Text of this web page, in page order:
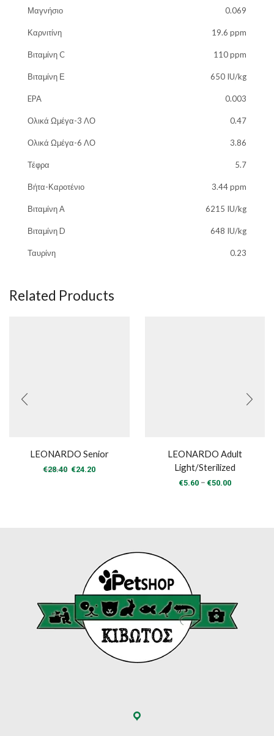
Μαγνήσιο 0.069
Καρνιτίνη 19.6 ppm
Βιταμίνη C 110 ppm
Βιταμίνη Ε 650 IU/kg
EPA 0.003
Ολικά Ωμέγα-3 ΛΟ 0.47
Ολικά Ωμέγα-6 ΛΟ 3.86
Τέφρα 5.7
Βήτα-Καροτένιο 3.44 ppm
Βιταμίνη Α 6215 IU/kg
Βιταμίνη D 648 IU/kg
Ταυρίνη 0.23
Related Products
LEONARDO Senior
€28.40 Original
€24.20Η
LEONARDO Adult
Light/Sterilized
€5.60 – €50.00Price